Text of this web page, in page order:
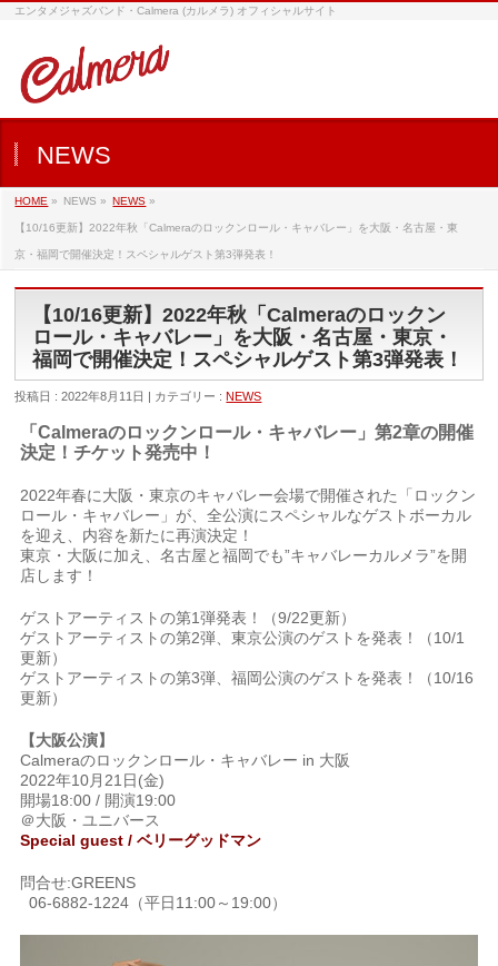
エンタメジャズバンド・Calmera (カルメラ) オフィシャルサイト
NEWS
HOME » NEWS » NEWS »
【10/16更新】2022年秋「Calmeraのロックンロール・キャバレー」を大阪・名古屋・東
京・福岡で開催決定！スペシャルゲスト第3弾発表！
【10/16更新】2022年秋「Calmeraのロックン
ロール・キャバレー」を大阪・名古屋・東京・
福岡で開催決定！スペシャルゲスト第3弾発表！
投稿日 : 2022年8月11日 | カテゴリー :NEWS
「Calmeraのロックンロール・キャバレー」第2章の開催
決定！チケット発売中！
2022年春に大阪・東京のキャバレー会場で開催された「ロックン
ロール・キャバレー」が、全公演にスペシャルなゲストボーカル
を迎え、内容を新たに再演決定！
東京・大阪に加え、名古屋と福岡でも”キャバレーカルメラ”を開
店します！
ゲストアーティストの第1弾発表！（9/22更新）
ゲストアーティストの第2弾、東京公演のゲストを発表！（10/1
更新）
ゲストアーティストの第3弾、福岡公演のゲストを発表！（10/16
更新）
【大阪公演】
Calmeraのロックンロール・キャバレー in 大阪
2022年10月21日(金)
開場18:00 / 開演19:00
＠大阪・ユニバース
Special guest / ベリーグッドマン
問合せ:GREENS
06-6882-1224（平日11:00～19:00）